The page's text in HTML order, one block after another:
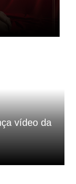
vídeo da